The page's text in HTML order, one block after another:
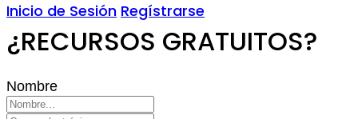
Inicio de Sesión Regístrarse
¿RECURSOS GRATUITOS?
Nombre